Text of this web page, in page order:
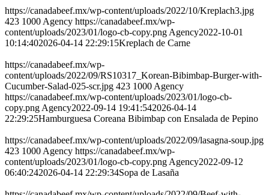
https://canadabeef.mx/wp-content/uploads/2022/10/Kreplach3.jpg
423 1000 Agency https://canadabeef.mx/wp-
content/uploads/2023/01/logo-cb-copy.png Agency2022-10-01
10:14:402026-04-14 22:29:15Kreplach de Carne
https://canadabeef.mx/wp-
content/uploads/2022/09/RS10317_Korean-Bibimbap-Burger-with-
Cucumber-Salad-025-scr.jpg 423 1000 Agency
https://canadabeef.mx/wp-content/uploads/2023/01/logo-cb-
copy.png Agency2022-09-14 19:41:542026-04-14
22:29:25Hamburguesa Coreana Bibimbap con Ensalada de Pepino
https://canadabeef.mx/wp-content/uploads/2022/09/lasagna-soup.jpg
423 1000 Agency https://canadabeef.mx/wp-
content/uploads/2023/01/logo-cb-copy.png Agency2022-09-12
06:40:242026-04-14 22:29:34Sopa de Lasaña